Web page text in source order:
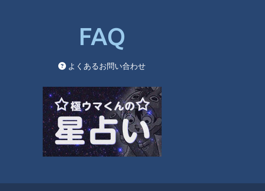
FAQ
よくあるお問い合わせ